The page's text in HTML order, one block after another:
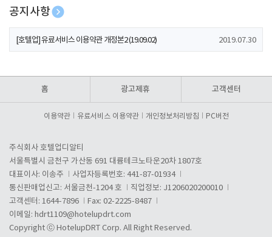
공지사항
[호텔업] 개인정보 처리방침 개정본1 (19.09.02)
[호텔업] 유료서비스 이용약관 개정본2 (19.09.02) 2019.07.30
홈 광고제휴 고객센터
이용약관 유료서비스 이용약관 개인정보처리방침 PC버전
주식회사 호텔업디알티
서울특별시 금천구 가산동 691 대륭테크노타운20차 1807호
대표이사: 이송주
사업자등록번호: 441-87-01934
통신판매업신고: 서울금천-1204 호
직업정보: J1206020200010
고객센터: 1644-7896
Fax: 02-2225-8487
이메일: hdrt1109@hotelupdrt.com
Copyright ⓒ HotelupDRT Corp. All Right Reserved.